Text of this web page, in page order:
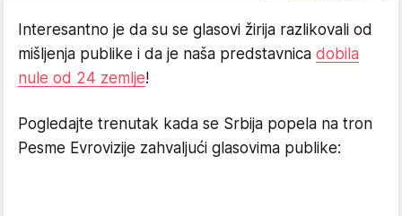
Interesantno je da su se glasovi žirija razlikovali od
mišljenja publike i da je naša predstavnica dobila
nule od 24 zemlje!
Pogledajte trenutak kada se Srbija popela na tron
Pesme Evrovizije zahvaljući glasovima publike: